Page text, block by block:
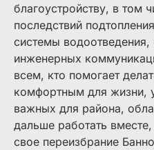
благоустройству, в том
последствий
системы
инженерных
всем, кто помогает
комфортным для жизни,
важных для района,
дальше работать
свое переизбрание